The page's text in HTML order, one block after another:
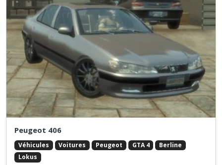
Peugeot 406
Véhicules Voitures Peugeot GTA 4
Berline
Lokus